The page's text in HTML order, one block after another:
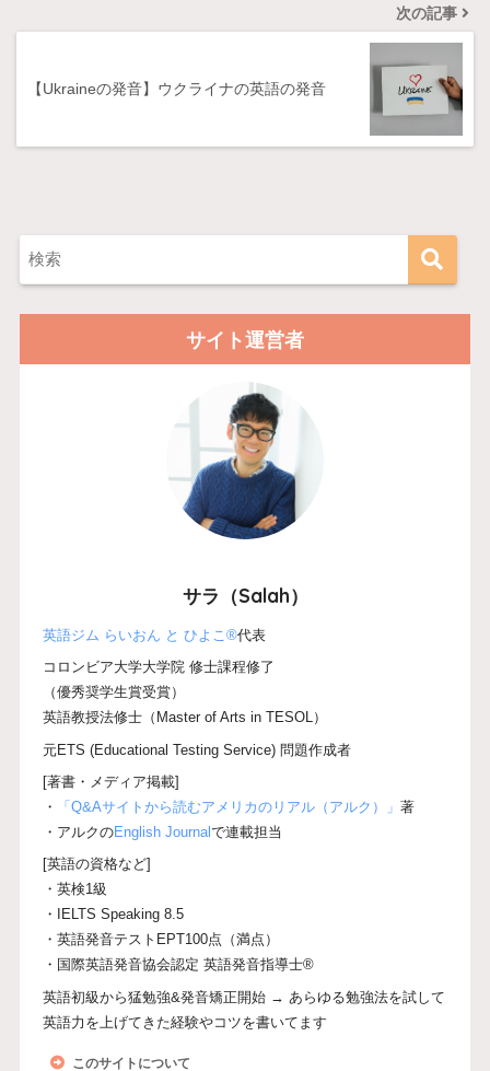
次の記事
【Ukraineの発音】ウクライナの英語の発音
サイト運営者
サラ（Salah）
英語ジム らいおん と ひよこ®代表
コロンビア大学大学院 修士課程修了
（優秀奨学生賞受賞）
英語教授法修士（Master of Arts in TESOL）
元ETS (Educational Testing Service) 問題作成者
[著書・メディア掲載]
・
「Q&Aサイトから読むアメリカのリアル（アルク）」著
・アルクのEnglish Journalで連載担当
[英語の資格など]
・英検1級
・IELTS Speaking 8.5
・英語発音テストEPT100点（満点）
・国際英語発音協会認定 英語発音指導士®
英語初級から猛勉強&発音矯正開始 → あらゆる勉強法を試して
英語力を上げてきた経験やコツを書いてます
このサイトについて